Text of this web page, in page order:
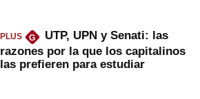
PLUS G
UTP, UPN y Senati: las
razones por la que los capitalinos
las prefieren para estudiar